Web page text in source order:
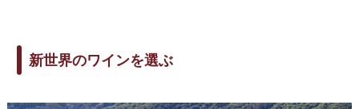
新世界のワインを選ぶ